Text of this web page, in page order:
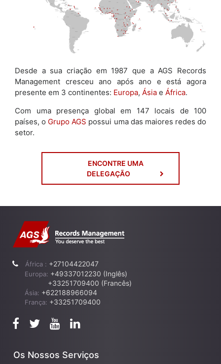
Desde a sua criação em 1987 que a AGS Records
Management cresceu ano após ano e está agora
presente em 3 continentes: Europa, Ásia e África.
Com uma presença global em 147 locais de 100
países, o Grupo AGS possui uma das maiores redes do
setor.
ENCONTRE UMA
DELEGAÇÃO
África : +27104422047
Europa: +49337012230 (Inglês)
+33251709400 (Francês)
Ásia: +622188966094
França: +33251709400
Os Nossos Serviços